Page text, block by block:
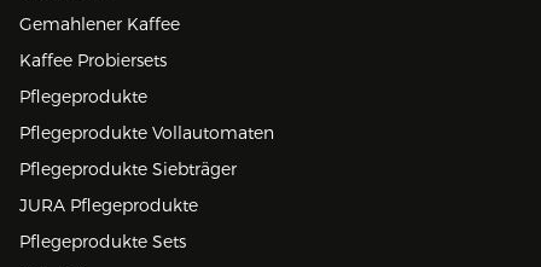
Gemahlener Kaffee
Kaffee Probiersets
Pflegeprodukte
Pflegeprodukte Vollautomaten
Pflegeprodukte Siebträger
JURA Pflegeprodukte
Pflegeprodukte Sets